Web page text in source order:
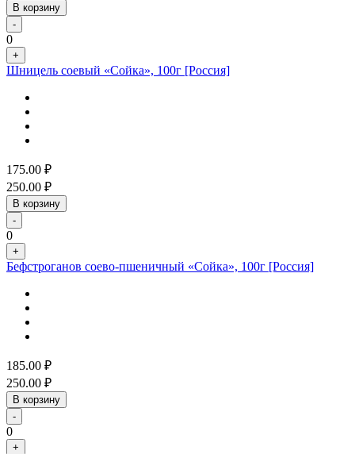
В корзину
-
0
+
Шницель соевый «Сойка», 100г [Россия]
175.00 ₽
250.00 ₽
В корзину
-
0
+
Бефстроганов соево-пшеничный «Сойка», 100г [Россия]
185.00 ₽
250.00 ₽
В корзину
-
0
+